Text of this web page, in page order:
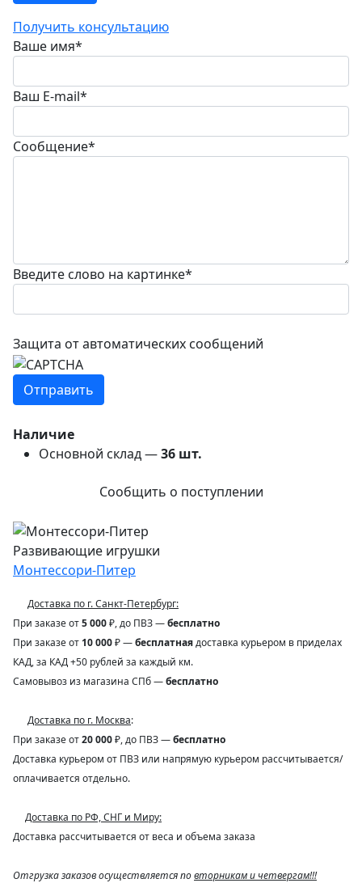
Получить консультацию
Ваше имя*
Ваш E-mail*
Сообщение*
Введите слово на картинке*
Защита от автоматических сообщений
Наличие
Основной склад —36 шт.
Сообщить о поступлении
Развивающие игрушки
Монтессори-Питер
Доставка по г. Санкт-Петербург:
При заказе от5 000₽, до ПВЗ —бесплатно
При заказе от 10 000₽ —бесплатнаядоставка курьером в приделах
КАД, за КАД +50 рублей за каждый км.
Самовывоз из магазина СПб —бесплатно
Доставка по г. Москва:
При заказе от20 000₽, до ПВЗ —бесплатно
Доставка курьером от ПВЗ или напрямую курьером рассчитывается/
оплачивается отдельно.
Доставка по РФ, СНГ и Миру:
Доставка рассчитывается от веса и объема заказа
Отгрузка заказов осуществляется повторникам и четвергам!!!